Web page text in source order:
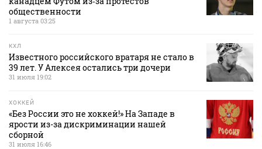
общественности
1 августа 03:25
КХЛ
Известного российского вратаря не стало в
39 лет. У Алексея остались три дочери
31 июля 19:02
ХОККЕЙ
«Без России это не хоккей!» На Западе в
ярости из-за дискриминации нашей
сборной
31 июля 16:46